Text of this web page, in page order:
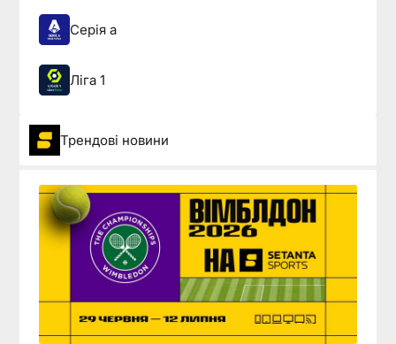
Серія а
Ліга 1
Трендові новини